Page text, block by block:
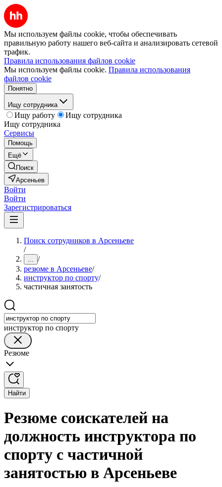
Мы используем файлы cookie, чтобы обеспечивать
правильную работу нашего веб-сайта и анализировать сетевой
трафик.
Правила использования файлов cookie
Мы используем файлы cookie. Правила использования
файлов cookie
Понятно
Ищу сотрудника
Ищу работу
Ищу сотрудника
Ищу сотрудника
Сервисы
Помощь
Ещё
Поиск
Арсеньев
Войти
Войти
Зарегистрироваться
Поиск сотрудников в Арсеньеве
/
... /
резюме в Арсеньеве/
инструктор по спорту/
частичная занятость
инструктор по спорту
Резюме
Найти
Резюме соискателей на
должность инструктора по
спорту с частичной
занятостью в Арсеньеве